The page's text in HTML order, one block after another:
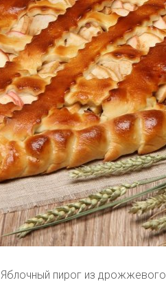
Яблочный пирог из дрожжевого